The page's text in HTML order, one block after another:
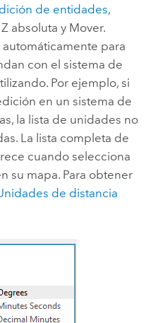
de entidades,
absoluta y Mover.
para
con el sistema de
Por ejemplo, si
en un sistema de
la lista de unidades no
La lista completa de
cuando selecciona
su mapa. Para obtener
de distancia